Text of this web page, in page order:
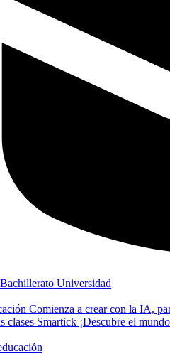
Bachillerato Universidad
Comienza a crear con la IA,
clases Smartick ¡Descubre el